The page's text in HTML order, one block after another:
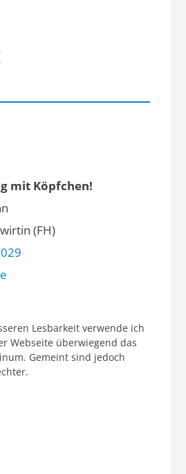
mit Köpfchen!
(FH)
Lesbarkeit verwende ich
Webseite überwiegend das
Gemeint sind jedoch